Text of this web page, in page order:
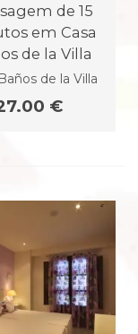
de 15
em Casa
de la Villa
de la Villa
€